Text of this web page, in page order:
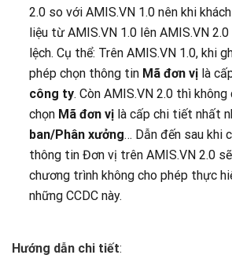
2.0 so với AMIS.VN 1.0 nên khi
liệu từ AMIS.VN 1.0 lên AMIS.VN
lệch. Cụ thể: Trên AMIS.VN 1.0, khi
phép chọn thông tin Mã đơn vị là
công ty. Còn AMIS.VN 2.0 thì
chọn Mã đơn vị là cấp chi tiết nhất
ban/Phân xưởng… Dẫn đến sau khi
thông tin Đơn vị trên AMIS.VN 2.0
chương trình không cho phép thực
những CCDC này.
Hướng dẫn chi tiết: